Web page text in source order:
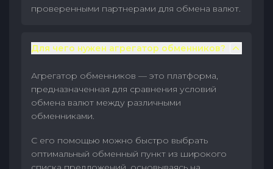
проверенными партнерами для обмена валют.
Для чего нужен агрегатор обменников?
Агрегатор обменников — это платформа,
предназначенная для сравнения условий
обмена валют между различными
обменниками.
С его помощью можно быстро выбрать
оптимальный обменный пункт из широкого